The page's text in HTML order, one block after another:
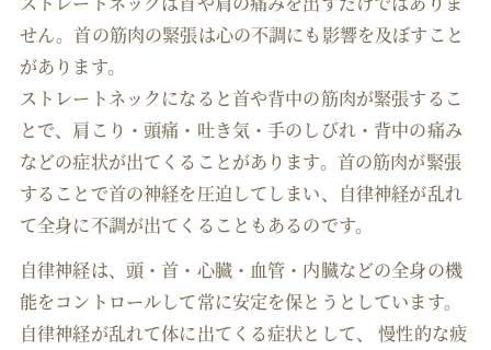
せん。首の筋肉の緊張は心の不調にも影響を及ぼすこと
があります。
ストレートネックになると首や背中の筋肉が緊張するこ
とで、肩こり・頭痛・吐き気・手のしびれ・背中の痛み
などの症状が出てくることがあります。首の筋肉が緊張
することで首の神経を圧迫してしまい、自律神経が乱れ
て全身に不調が出てくることもあるのです。
自律神経は、頭・首・心臓・血管・内臓などの全身の機
能をコントロールして常に安定を保とうとしています。
自律神経が乱れて体に出てくる症状として、 慢性的な疲